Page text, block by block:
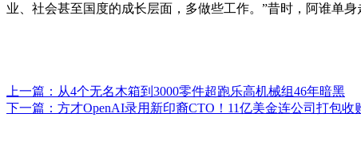
业、社会甚至国度的成长层面，多做些工作。”昔时，阿谁单
上一篇： 从4个无名木箱到3000零件超跑乐高机械组46年暗黑
下一篇： 方才OpenAI录用新印裔CTO！11亿美金连公司打包收